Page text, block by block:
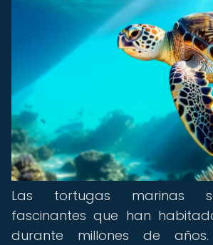
Las tortugas marinas
fascinantes que han
durante millones de años.